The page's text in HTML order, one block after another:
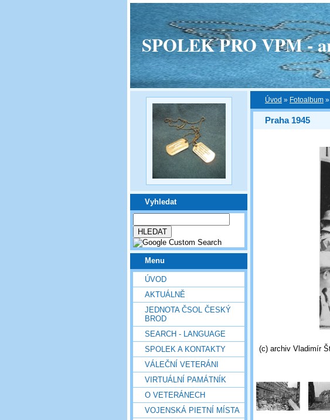
SPOLEK PRO VPM -
Vyhledat
Menu
ÚVOD
AKTUÁLNĚ
JEDNOTA ČSOL ČESKÝ
BROD
SEARCH - LANGUAGE
SPOLEK A KONTAKTY
VÁLEČNÍ VETERÁNI
VIRTUÁLNÍ PAMÁTNÍK
O VETERÁNECH
VOJENSKÁ PIETNÍ MÍSTA
Úvod » Fotoalbum »
Praha 1945
(c) archiv Vladimír